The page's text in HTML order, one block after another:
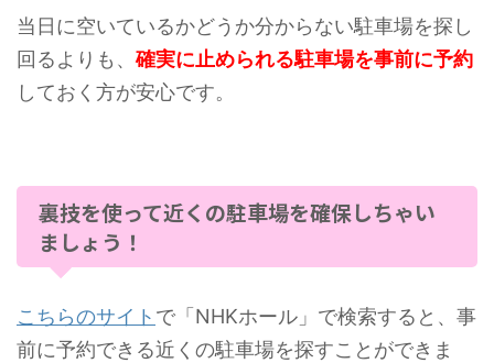
当日に空いているかどうか分からない駐車場を探し
回るよりも、確実に止められる駐車場を事前に予約
しておく方が安心です。
裏技を使って近くの駐車場を確保しちゃい
ましょう！
こちらのサイト で「NHKホール」で検索すると、事
前に予約できる近くの駐車場を探すことができま